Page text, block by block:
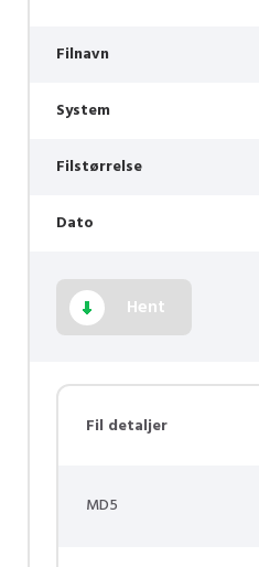
Filnavn
System
Filstørrelse
Dato
Hent
Fil detaljer
MD5